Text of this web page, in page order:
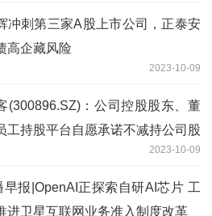
冲刺第三家A股上市公司，正泰安
高企藏风险
2023-10-09
(300896.SZ)：公司控股股东、董
工持股平台自愿承诺不减持公司股
2023-10-09
早报|OpenAI正探索自研AI芯片 工
进卫星互联网业务准入制度改革